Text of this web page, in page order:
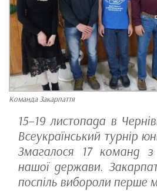
Команда Закарпаття
15–19 листопада в
Всеукраїнський турнір
Змагалося 17 команд з
нашої держави.
поспіль вибороли перше